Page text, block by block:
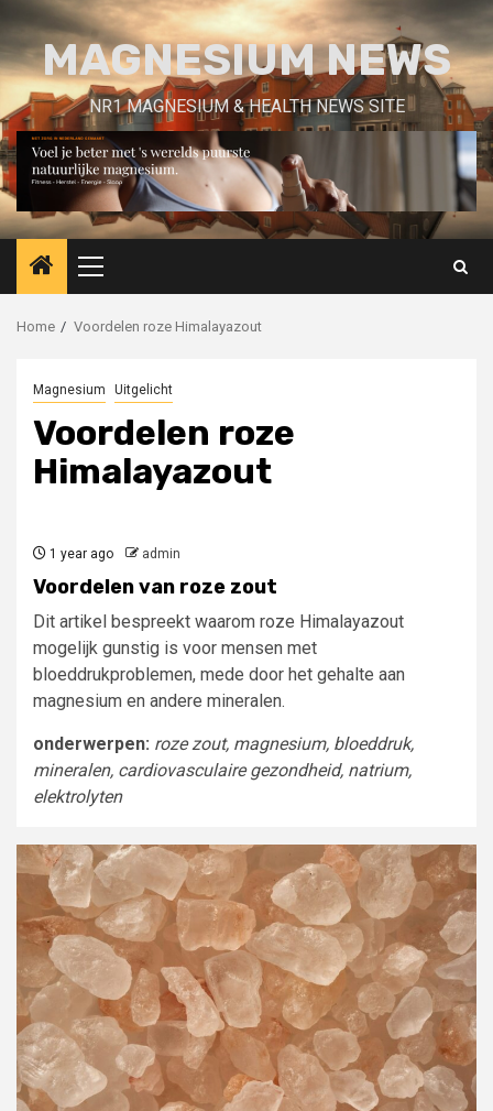
contentMAGNESIUM NEWS
NR1 MAGNESIUM & HEALTH NEWS SITE
Primary
Menu
Home Voordelen roze Himalayazout
Magnesium Uitgelicht
Voordelen roze
Himalayazout
1 year ago admin
Voordelen van roze zout
Dit artikel bespreekt waarom roze Himalayazout
mogelijk gunstig is voor mensen met
bloeddrukproblemen, mede door het gehalte aan
magnesium en andere mineralen.
onderwerpen: roze zout, magnesium, bloeddruk,
mineralen, cardiovasculaire gezondheid, natrium,
elektrolyten